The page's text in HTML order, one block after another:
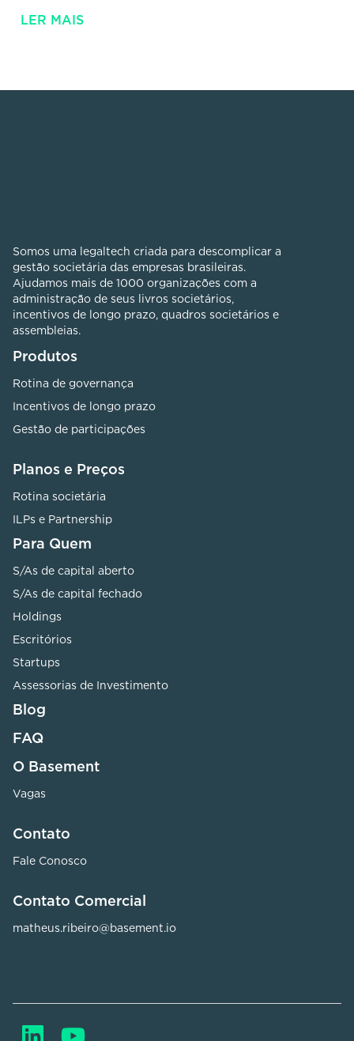
LER MAIS
Somos uma legaltech criada para descomplicar a
gestão societária das empresas brasileiras.
Ajudamos mais de 1000 organizações com a
administração de seus livros societários,
incentivos de longo prazo, quadros societários e
assembleias.
Produtos
Rotina de governança
Incentivos de longo prazo
Gestão de participações
Planos e Preços
Rotina societária
ILPs e Partnership
Para Quem
S/As de capital aberto
S/As de capital fechado
Holdings
Escritórios
Startups
Assessorias de Investimento
Blog
FAQ
O Basement
Vagas
Contato
Fale Conosco
Contato Comercial
matheus.ribeiro@basement.io